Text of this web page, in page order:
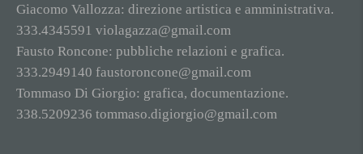
Giacomo Vallozza: direzione artistica e amministrativa.
333.4345591 violagazza@gmail.com
Fausto Roncone: pubbliche relazioni e grafica.
333.2949140 faustoroncone@gmail.com
Tommaso Di Giorgio: grafica, documentazione.
338.5209236 tommaso.digiorgio@gmail.com